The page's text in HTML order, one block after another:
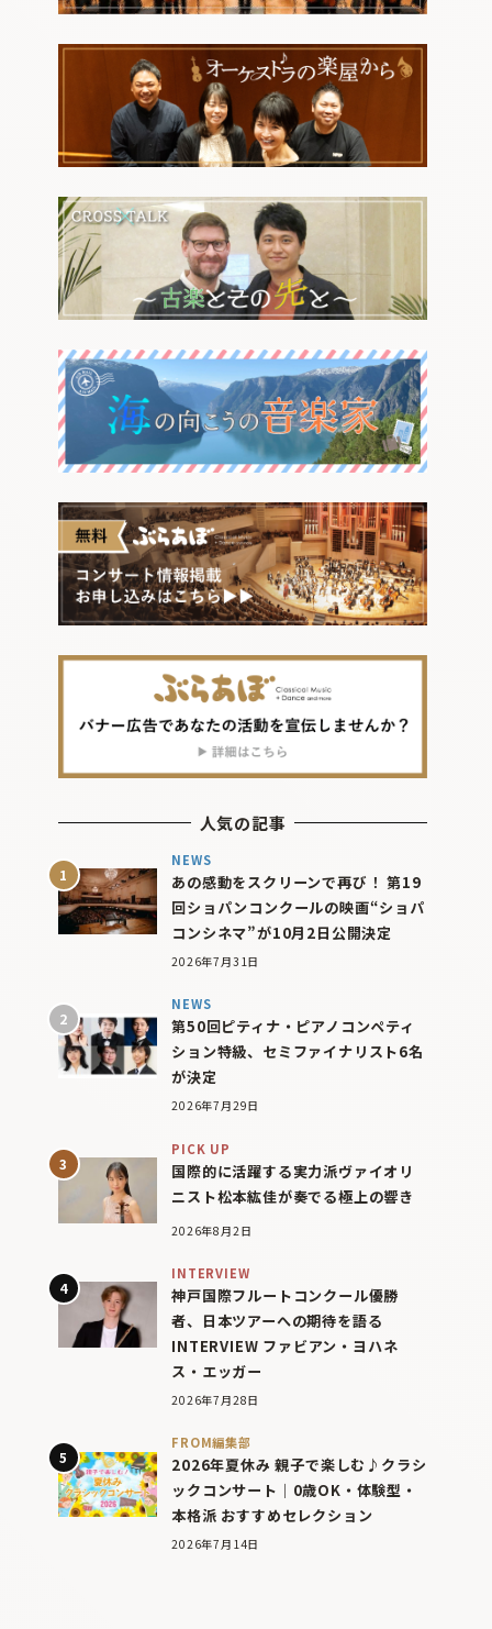
人気の記事
NEWS
あの感動をスクリーンで再び！ 第19
回ショパンコンクールの映画“ショパ
コンシネマ”が10月2日公開決定
2026年7月31日
NEWS
第50回ピティナ・ピアノコンペティ
ション特級、セミファイナリスト6名
が決定
2026年7月29日
PICK UP
国際的に活躍する実力派ヴァイオリ
ニスト松本紘佳が奏でる極上の響き
2026年8月2日
INTERVIEW
神戸国際フルートコンクール優勝
者、日本ツアーへの期待を語る
INTERVIEW ファビアン・ヨハネ
ス・エッガー
2026年7月28日
FROM編集部
2026年夏休み 親子で楽しむ♪クラシ
ックコンサート｜0歳OK・体験型・
本格派 おすすめセレクション
2026年7月14日